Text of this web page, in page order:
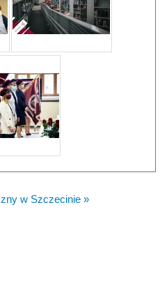
w Szczecinie »